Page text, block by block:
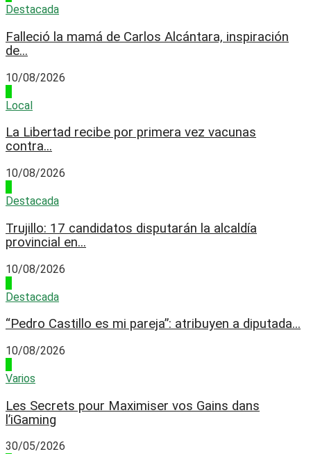
Destacada
Falleció la mamá de Carlos Alcántara, inspiración
de...
10/08/2026
Local
La Libertad recibe por primera vez vacunas
contra...
10/08/2026
Destacada
Trujillo: 17 candidatos disputarán la alcaldía
provincial en...
10/08/2026
Destacada
“Pedro Castillo es mi pareja”: atribuyen a diputada...
10/08/2026
Varios
Les Secrets pour Maximiser vos Gains dans
l’iGaming
30/05/2026